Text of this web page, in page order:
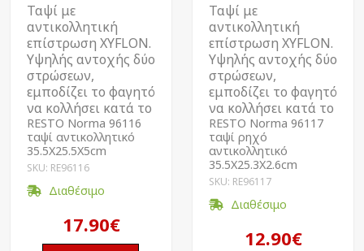
Ταψί με
αντικολλητική
επίστρωση XYFLON.
Υψηλής αντοχής δύο
στρώσεων,
εμποδίζει το φαγητό
να κολλήσει κατά το
RESTO Norma 96116
ταψί αντικολλητικό
35.5Χ25.5Χ5cm
SKU: RE96116
Διαθέσιμο
17.90€
Ταψί με
αντικολλητική
επίστρωση XYFLON.
Υψηλής αντοχής δύο
στρώσεων,
εμποδίζει το φαγητό
να κολλήσει κατά το
RESTO Norma 96117
ταψί ρηχό
αντικολλητικό
35.5Χ25.3Χ2.6cm
SKU: RE96117
Διαθέσιμο
12.90€